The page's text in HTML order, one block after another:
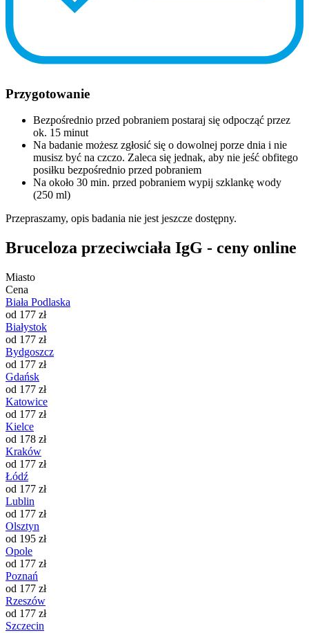
Przygotowanie
Bezpośrednio przed pobraniem postaraj się odpocząć przez
ok. 15 minut
Na badanie możesz zgłosić się o dowolnej porze dnia i nie
musisz być na czczo. Zaleca się jednak, aby nie jeść obfitego
posiłku bezpośrednio przed pobraniem
Na około 30 min. przed pobraniem wypij szklankę wody
(250 ml)
Przepraszamy, opis badania nie jest jeszcze dostępny.
Bruceloza przeciwciała IgG - ceny online
Miasto
Cena
Biała Podlaska
od 177 zł
Białystok
od 177 zł
Bydgoszcz
od 177 zł
Gdańsk
od 177 zł
Katowice
od 177 zł
Kielce
od 178 zł
Kraków
od 177 zł
Łódź
od 177 zł
Lublin
od 177 zł
Olsztyn
od 195 zł
Opole
od 177 zł
Poznań
od 177 zł
Rzeszów
od 177 zł
Szczecin